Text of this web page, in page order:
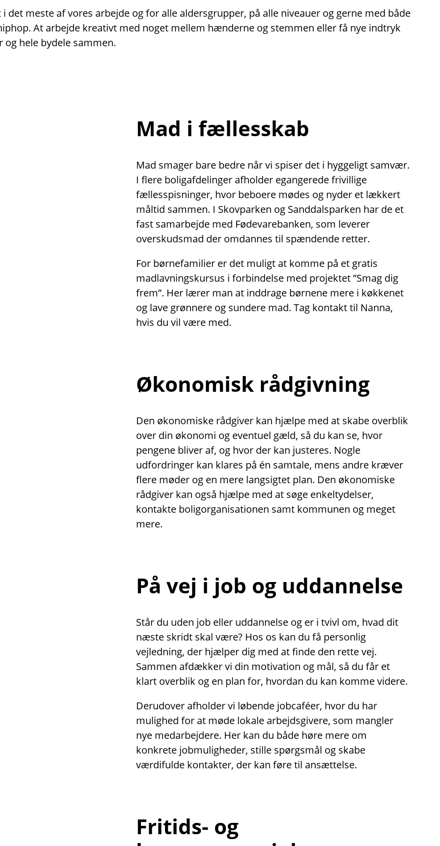
meste af vores arbejde og for alle aldersgrupper, på alle niveauer og gerne med både
At arbejde kreativt med noget mellem hænderne og stemmen eller få nye indtryk
hele bydele sammen.
Mad i fællesskab
Mad smager bare bedre når vi spiser det i hyggeligt samvær.
I flere boligafdelinger afholder egangerede frivillige
fællesspisninger, hvor beboere mødes og nyder et lækkert
måltid sammen. I Skovparken og Sanddalsparken har de et
fast samarbejde med Fødevarebanken, som leverer
overskudsmad der omdannes til spændende retter.
For børnefamilier er det muligt at komme på et gratis
madlavningskursus i forbindelse med projektet ”Smag dig
frem”. Her lærer man at inddrage børnene mere i køkkenet
og lave grønnere og sundere mad. Tag kontakt til Nanna,
hvis du vil være med.
Økonomisk rådgivning
Den økonomiske rådgiver kan hjælpe med at skabe overblik
over din økonomi og eventuel gæld, så du kan se, hvor
pengene bliver af, og hvor der kan justeres. Nogle
udfordringer kan klares på én samtale, mens andre kræver
flere møder og en mere langsigtet plan. Den økonomiske
rådgiver kan også hjælpe med at søge enkeltydelser,
kontakte boligorganisationen samt kommunen og meget
mere.
På vej i job og uddannelse
Står du uden job eller uddannelse og er i tvivl om, hvad dit
næste skridt skal være? Hos os kan du få personlig
vejledning, der hjælper dig med at finde den rette vej.
Sammen afdækker vi din motivation og mål, så du får et
klart overblik og en plan for, hvordan du kan komme videre.
Derudover afholder vi løbende jobcaféer, hvor du har
mulighed for at møde lokale arbejdsgivere, som mangler
nye medarbejdere. Her kan du både høre mere om
konkrete jobmuligheder, stille spørgsmål og skabe
værdifulde kontakter, der kan føre til ansættelse.
Fritids- og